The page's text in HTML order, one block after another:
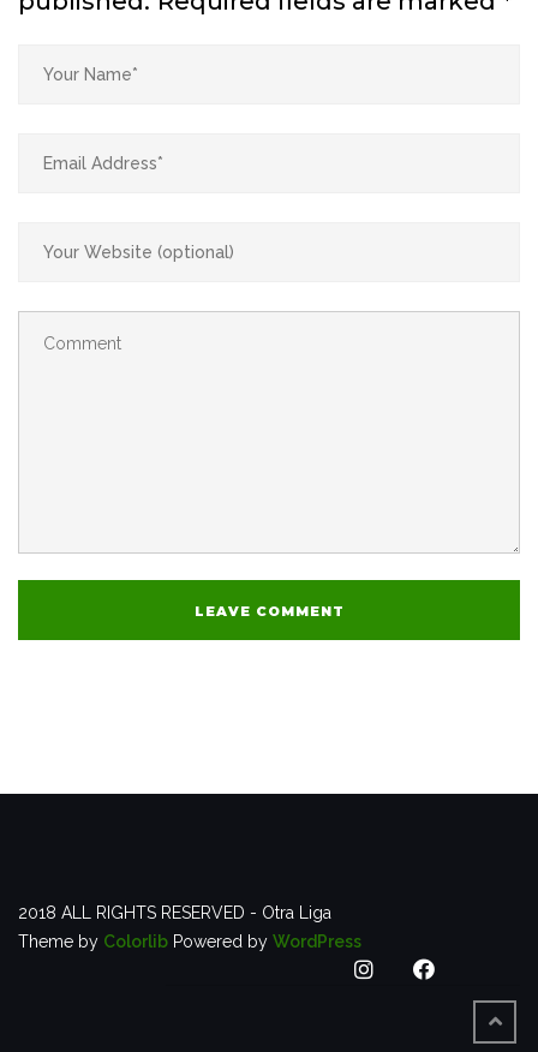
2018 ALL RIGHTS RESERVED - Otra Liga
Theme by Colorlib Powered by WordPress